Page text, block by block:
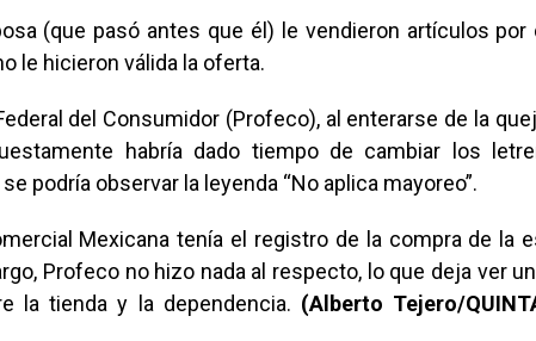
(que pasó antes que él) le vendieron artículos por
le hicieron válida la oferta.
del Consumidor (Profeco), al enterarse de la
habría dado tiempo de cambiar los
podría observar la leyenda “No aplica mayoreo”.
Mexicana tenía el registro de la compra de la
Profeco no hizo nada al respecto, lo que deja ver
la tienda y la dependencia. (Alberto Tejero/